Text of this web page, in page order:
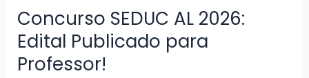
2026:
Edital
publicado
para
Concurso SEDUC AL 2026:
Edital Publicado para
Professor!